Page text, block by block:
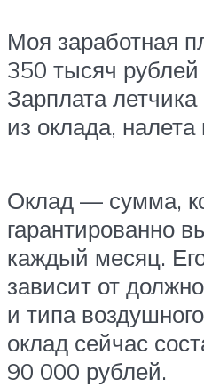
Моя заработная
350 тысяч
Зарплата летчика
из оклада,
Оклад — сумма,
гарантированно
каждый месяц.
зависит от
и типа
оклад сейчас
90 000 рублей.